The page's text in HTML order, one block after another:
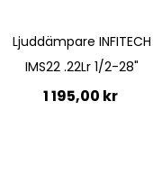
Ljuddämpare INFITECH
IMS22 .22Lr 1/2-28"
1 195,00 kr